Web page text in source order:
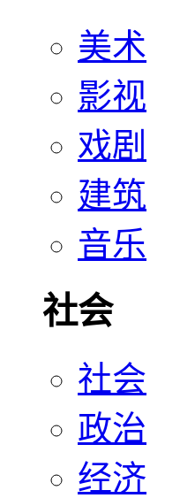
美术
影视
戏剧
建筑
音乐
社会
社会
政治
经济